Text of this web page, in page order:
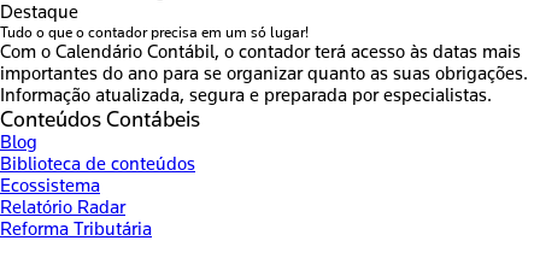
Destaque
Tudo o que o contador precisa em um só lugar!
Com o Calendário Contábil, o contador terá acesso às datas mais
importantes do ano para se organizar quanto as suas obrigações.
Informação atualizada, segura e preparada por especialistas.
Conteúdos Contábeis
Blog
Biblioteca de conteúdos
Ecossistema
Relatório Radar
Reforma Tributária